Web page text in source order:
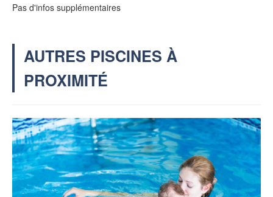
Pas d'infos supplémentaires
AUTRES PISCINES À
PROXIMITÉ